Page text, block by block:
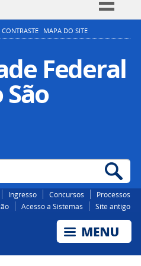
Simplifique!
Participe
Acesso à informação
Legislação
MAPA DO SITE
Federal
Ingresso Concursos
Processos
Acesso a Sistemas Site antigo